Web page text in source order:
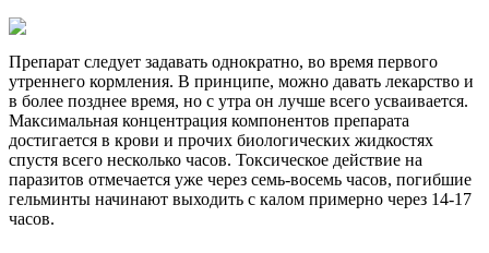
Препарат следует задавать однократно, во время первого
утреннего кормления. В принципе, можно давать лекарство и
в более позднее время, но с утра он лучше всего усваивается.
Максимальная концентрация компонентов препарата
достигается в крови и прочих биологических жидкостях
спустя всего несколько часов. Токсическое действие на
паразитов отмечается уже через семь-восемь часов, погибшие
гельминты начинают выходить с калом примерно через 14-17
часов.